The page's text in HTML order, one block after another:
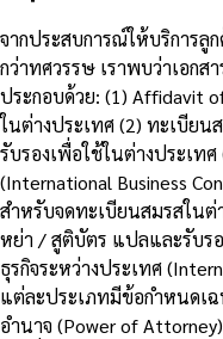
จากประสบการณ์ให้บริการลู
กว่าทศวรรษ เราพบว่าเอก
ประกอบด้วย: (1) Affidavit
ในต่างประเทศ (2) ทะเบีย
รับรองเพื่อใช้ในต่างประเท
(International Business
สำหรับจดทะเบียนสมรสใน
หย่า / สูติบัตร แปลและรับร
ธุรกิจระหว่างประเทศ
แต่ละประเภทมีข้อกำหนดเ
อำนาจ (Power of